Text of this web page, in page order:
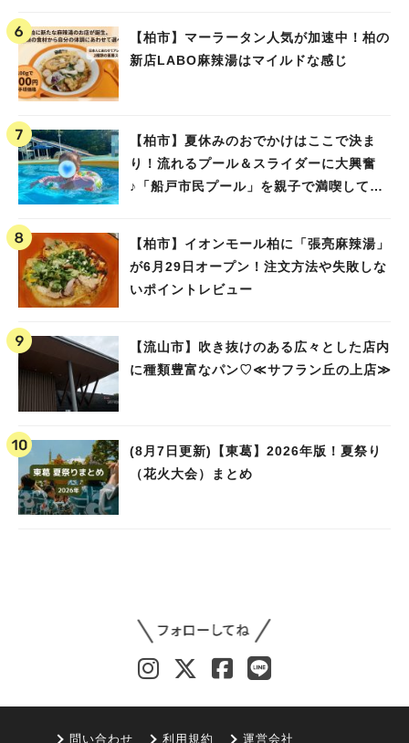
【柏市】マーラータン人気が加速中！柏の
新店LABO麻辣湯はマイルドな感じ
【柏市】夏休みのおでかけはここで決ま
り！流れるプール＆スライダーに大興奮
♪「船戸市民プール」を親子で満喫してき
【柏市】イオンモール柏に「張亮麻辣湯」
が6月29日オープン！注文方法や失敗しな
いポイントレビュー
【流山市】吹き抜けのある広々とした店内
に種類豊富なパン♡≪サフラン丘の上店≫
(8月7日更新)【東葛】2026年版！夏祭り
（花火大会）まとめ
問い合わせ 利用規約 運営会社